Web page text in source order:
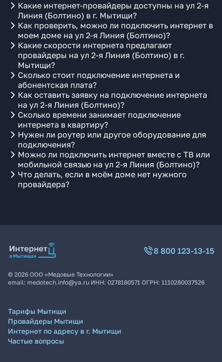
Какие интернет-провайдеры доступны на ул 2-я
Линия (Болтино) в г. Мытищи?
Как проверить, можно ли подключить интернет в
моем доме на ул 2-я Линия (Болтино)?
Какие скорости интернета предлагают
провайдеры на ул 2-я Линия (Болтино) в г.
Мытищи?
Сколько стоит подключение интернета и
абонентская плата?
Как оставить заявку на подключение интернета
на ул 2-я Линия (Болтино)?
Сколько времени занимает подключение
интернета в квартиру?
Нужен ли роутер или другое оборудование для
подключения?
Можно ли подключить интернет вместе с ТВ или
мобильной связью на ул 2-я Линия (Болтино)?
Что делать, если в моём доме нет нужного
провайдера?
8 800 123-13-15
© 2026 ООО «Медовые Технологии»
email: medotech.info@ya.ru ИНН: 0278180571 ОГРН: 1110280037526
Тарифы Мытищи
Провайдеры Мытищи
Интернет по адресу в г. Мытищи
Частые вопросы